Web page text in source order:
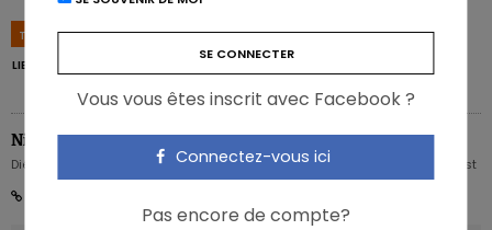
TAGS COMPORTEMENT ALIMENTAIRE
DÉMOGRAPHIE
LIEU DE RÉSIDENCE
Nicolas Rousseau
Diététicien nutritionniste Karott' - Partner, Digital Expert & Nutrition Strategist
Vous vous êtes inscrit avec Facebook ?
Connectez-vous ici
Pas encore de compte?